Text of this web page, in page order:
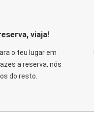
viaja!
o teu lugar em
a reserva, nós
do resto.